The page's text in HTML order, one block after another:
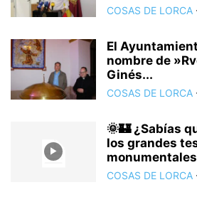
Pedro Menchón -
PEDRO MENCHON MANIFESTACION 1931
FRANCISCO DE PAULA PELEGRIN.
COSAS DE LORCA
El
nombre de
Ginés...
COSAS DE LORCA
🌞🏰 ¿Sabías
los grandes
COSAS DE LORCA